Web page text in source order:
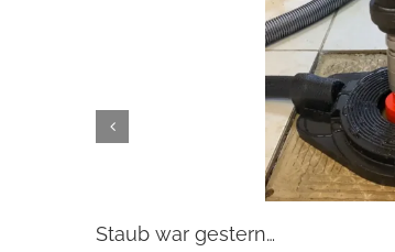
Staub war gestern…